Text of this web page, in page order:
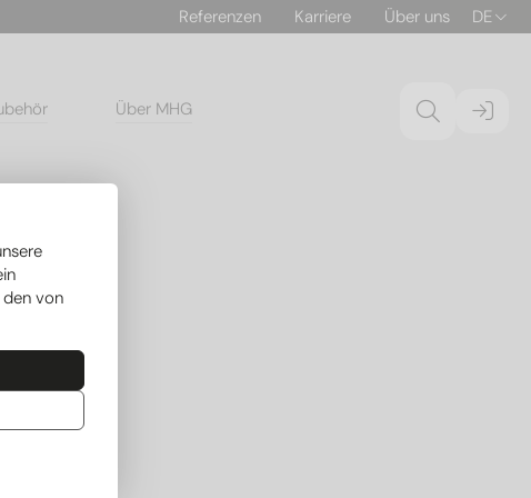
von
Referenzen Karriere Über uns DE
Über MHG